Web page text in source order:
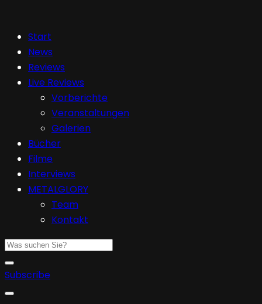
Start
News
Reviews
Live Reviews
Vorberichte
Veranstaltungen
Galerien
Bücher
Filme
Interviews
METALGLORY
Team
Kontakt
Subscribe